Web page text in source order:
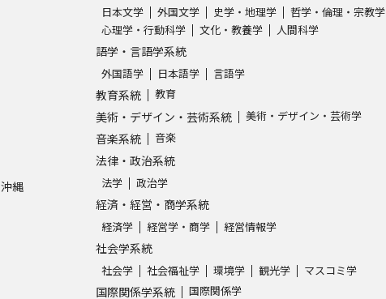
沖縄
日本文学 外国文学 史学・地理学
哲学・倫理・宗教学
心理学・行動科学
文化・教養学 人間科学
語学・言語学系統
外国語学 日本語学 言語学
教育系統 教育
美術・デザイン・芸術系統 美術・デザイン・芸術学
音楽系統 音楽
法律・政治系統
法学 政治学
経済・経営・商学系統
経済学 経営学・商学 経営情報学
社会学系統
社会学 社会福祉学 環境学 観光学 マスコミ学
国際関係学系統 国際関係学